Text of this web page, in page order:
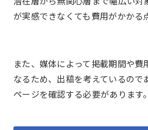
が実感できなくても費用がかかる
また、媒体によって掲載期間や
なるため、出稿を考えているの
ページを確認する必要があります。